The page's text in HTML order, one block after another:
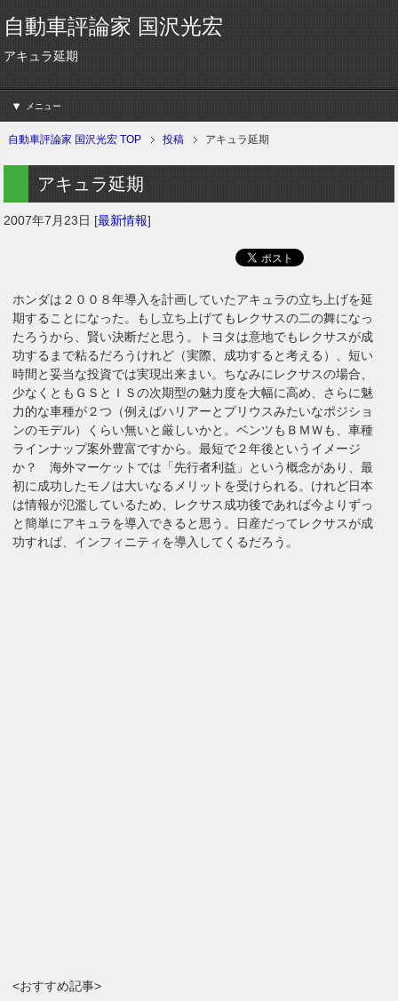
自動車評論家 国沢光宏
アキュラ延期
メニュー
自動車評論家 国沢光宏 TOP 投稿 アキュラ延期
アキュラ延期
2007年7月23日 [最新情報]
ホンダは２００８年導入を計画していたアキュラの立ち上げを延
期することになった。もし立ち上げてもレクサスの二の舞になっ
たろうから、賢い決断だと思う。トヨタは意地でもレクサスが成
功するまで粘るだろうけれど（実際、成功すると考える）、短い
時間と妥当な投資では実現出来まい。ちなみにレクサスの場合、
少なくともＧＳとＩＳの次期型の魅力度を大幅に高め、さらに魅
力的な車種が２つ（例えばハリアーとプリウスみたいなポジショ
ンのモデル）くらい無いと厳しいかと。ベンツもＢＭＷも、車種
ラインナップ案外豊富ですから。最短で２年後というイメージ
か？ 海外マーケットでは「先行者利益」という概念があり、最
初に成功したモノは大いなるメリットを受けられる。けれど日本
は情報が氾濫しているため、レクサス成功後であれば今よりずっ
と簡単にアキュラを導入できると思う。日産だってレクサスが成
功すれば、インフィニティを導入してくるだろう。
<おすすめ記事>